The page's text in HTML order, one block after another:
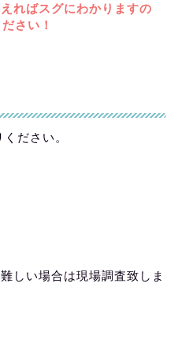
ればスグにわかりますの
さい！
ださい。
しい場合は現場調査致しま